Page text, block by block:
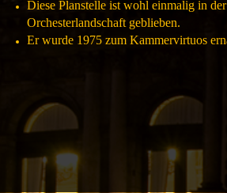
Diese Planstelle ist wohl einmalig in der
Orchesterlandschaft geblieben.
Er wurde 1975 zum Kammervirtuos